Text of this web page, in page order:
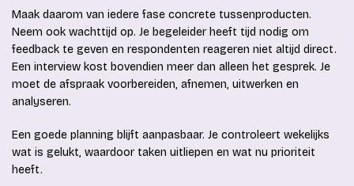
Maak daarom van iedere fase concrete tussenproducten.
Neem ook wachttijd op. Je begeleider heeft tijd nodig om
feedback te geven en respondenten reageren niet altijd direct.
Een interview kost bovendien meer dan alleen het gesprek. Je
moet de afspraak voorbereiden, afnemen, uitwerken en
analyseren.
Een goede planning blijft aanpasbaar. Je controleert wekelijks
wat is gelukt, waardoor taken uitliepen en wat nu prioriteit
heeft.